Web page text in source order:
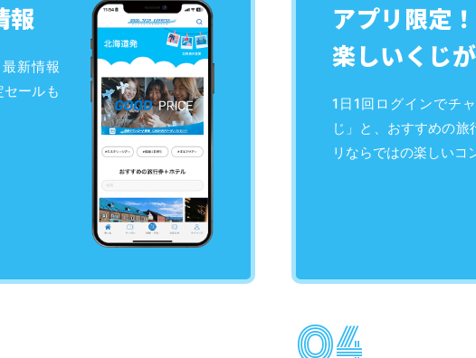
報
新情報
ールも
アプリ限定！
楽しいくじ
1日1回ログインでチ
じ」と、おすすめの
リならではの楽しいコ